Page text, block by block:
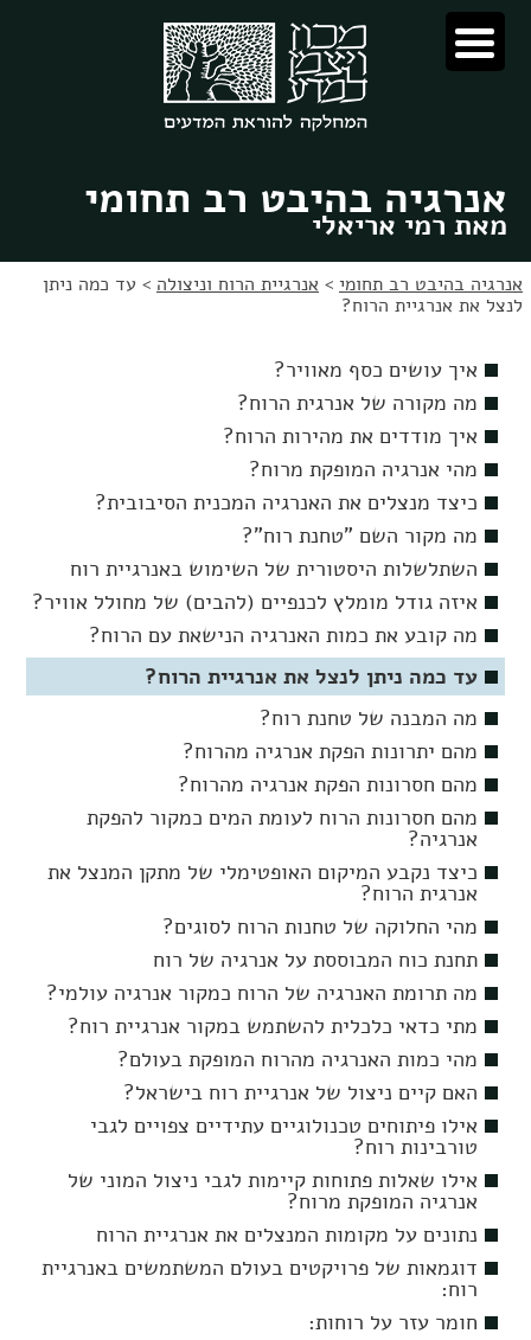
לתוכן
לניווט
אנרגיה בהיבט רב תחומי
מאת רמי אריאלי
אנרגיה בהיבט רב תחומי > אנרגיית הרוח וניצולה > עד כמה ניתן
לנצל את אנרגיית הרוח?
איך עושים כסף מאוויר?
מה מקורה של אנרגית הרוח?
איך מודדים את מהירות הרוח?
מהי אנרגיה המופקת מרוח?
כיצד מנצלים את האנרגיה המכנית הסיבובית?
מה מקור השם "טחנת רוח"?
השתלשלות היסטורית של השימוש באנרגיית רוח
איזה גודל מומלץ לכנפיים (להבים) של מחולל אוויר?
מה קובע את כמות האנרגיה הנישאת עם הרוח?
עד כמה ניתן לנצל את אנרגיית הרוח?
מה המבנה של טחנת רוח?
מהם יתרונות הפקת אנרגיה מהרוח?
מהם חסרונות הפקת אנרגיה מהרוח?
מהם חסרונות הרוח לעומת המים כמקור להפקת
אנרגיה?
כיצד נקבע המיקום האופטימלי של מתקן המנצל את
אנרגית הרוח?
מהי החלוקה של טחנות הרוח לסוגים?
תחנת כוח המבוססת על אנרגיה של רוח
מה תרומת האנרגיה של הרוח כמקור אנרגיה עולמי?
מתי כדאי כלכלית להשתמש במקור אנרגיית רוח?
מהי כמות האנרגיה מהרוח המופקת בעולם?
האם קיים ניצול של אנרגיית רוח בישראל?
אילו פיתוחים טכנולוגיים עתידיים צפויים לגבי
טורבינות רוח?
אילו שאלות פתוחות קיימות לגבי ניצול המוני של
אנרגיה המופקת מרוח?
נתונים על מקומות המנצלים את אנרגיית הרוח
דוגמאות של פרויקטים בעולם המשתמשים באנרגיית
רוח:
חומר עזר על רוחות: